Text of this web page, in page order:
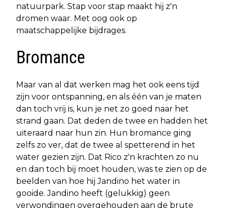
natuurpark. Stap voor stap maakt hij z'n
dromen waar. Met oog ook op
maatschappelijke bijdrages.
Bromance
Maar van al dat werken mag het ook eens tijd
zijn voor ontspanning, en als één van je maten
dan toch vrij is, kun je net zo goed naar het
strand gaan. Dat deden de twee en hadden het
uiteraard naar hun zin. Hun bromance ging
zelfs zo ver, dat de twee al spetterend in het
water gezien zijn. Dat Rico z'n krachten zo nu
en dan toch bij moet houden, was te zien op de
beelden van hoe hij Jandino het water in
gooide. Jandino heeft (gelukkig) geen
verwondingen overgehouden aan de brute